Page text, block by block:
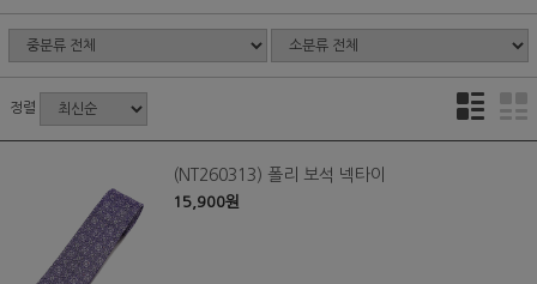
정렬
(NT260313) 폴리 보석 넥타이
15,900원